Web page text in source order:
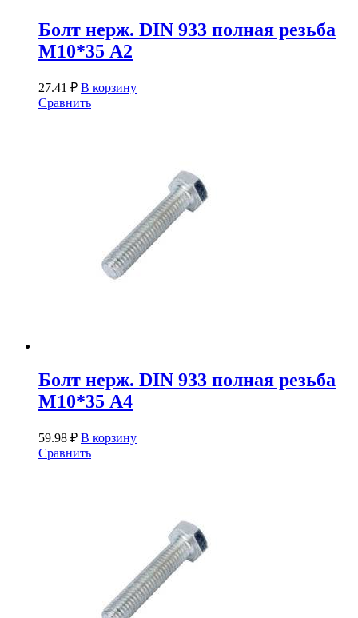
Болт нерж. DIN 933 полная резьба
М10*35 А2
27.41 ₽ В корзину
Сравнить
Болт нерж. DIN 933 полная резьба
М10*35 А4
59.98 ₽ В корзину
Сравнить